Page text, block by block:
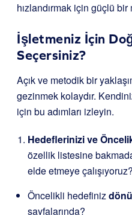
hızlandırmak için güçlü
İşletmeniz İçin
Seçersiniz?
Açık ve metodik bir
gezinmek kolaydır.
için bu adımları izleyin.
Hedeflerinizi ve
özellik listesine
elde etmeye çalışıyoruz?
Öncelikli hedefiniz
sayfalarında?